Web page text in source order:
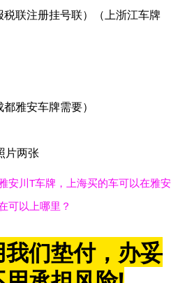
联注册挂号联）（上浙江车牌
雅安车牌需要）
片两张
安川T车牌，上海买的车可以在雅安
可以上哪里？
们垫付，办妥